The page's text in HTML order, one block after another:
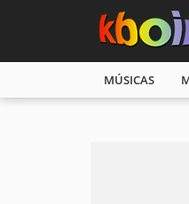
MÚSICAS